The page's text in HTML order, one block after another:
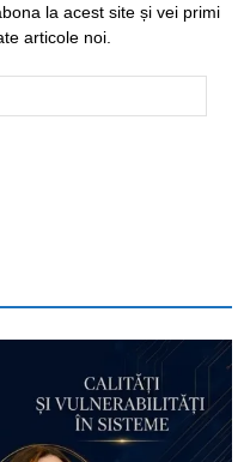
la acest site și vei primi
articole noi.